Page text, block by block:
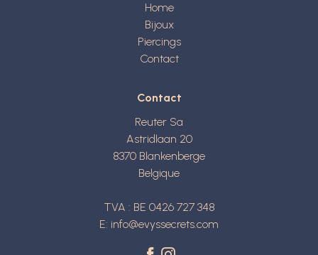
Home
Bijoux
Piercings
Contact
Contact
Reuter Sa
Astridlaan 20
8370 Blankenberge
Belgique
TVA : BE 0426 727 348
E: info@evyssecrets.com